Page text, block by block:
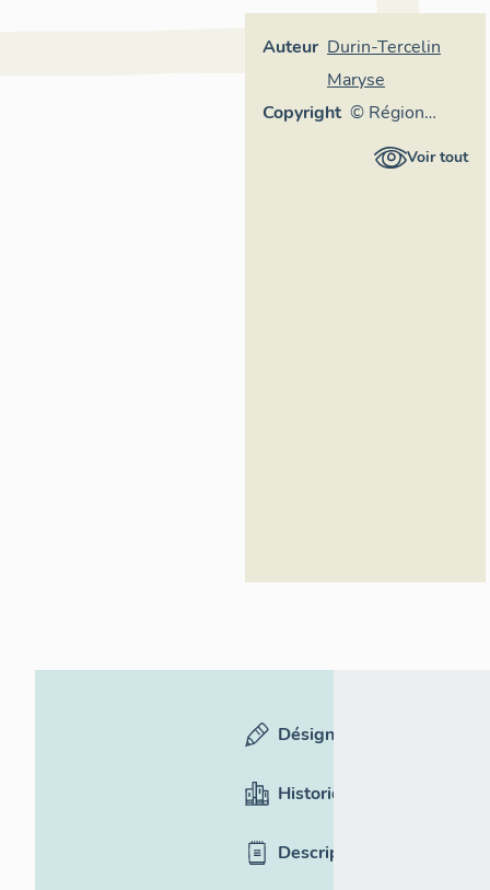
Auteur Durin-Tercelin
Maryse
Copyright © Région
Auvergne-Voir tout
Désignation
Historique
Description